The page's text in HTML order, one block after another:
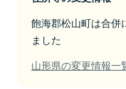
飽海郡松山町は合併
ました
山形県の変更情報一